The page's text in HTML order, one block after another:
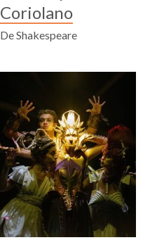
Coriolano
De Shakespeare